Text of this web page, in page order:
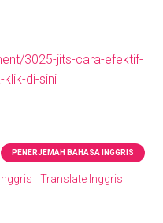
3025-jits-cara-efektif-
di-sini
PENERJEMAH BAHASA INGGRIS
Translate Inggris